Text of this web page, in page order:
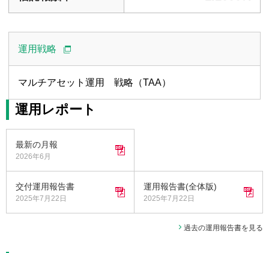
運用戦略
マルチアセット運用 戦略（TAA）
運用レポート
最新の月報
2026年6月
交付運用報告書
2025年7月22日
運用報告書(全体版)
2025年7月22日
過去の運用報告書を見る